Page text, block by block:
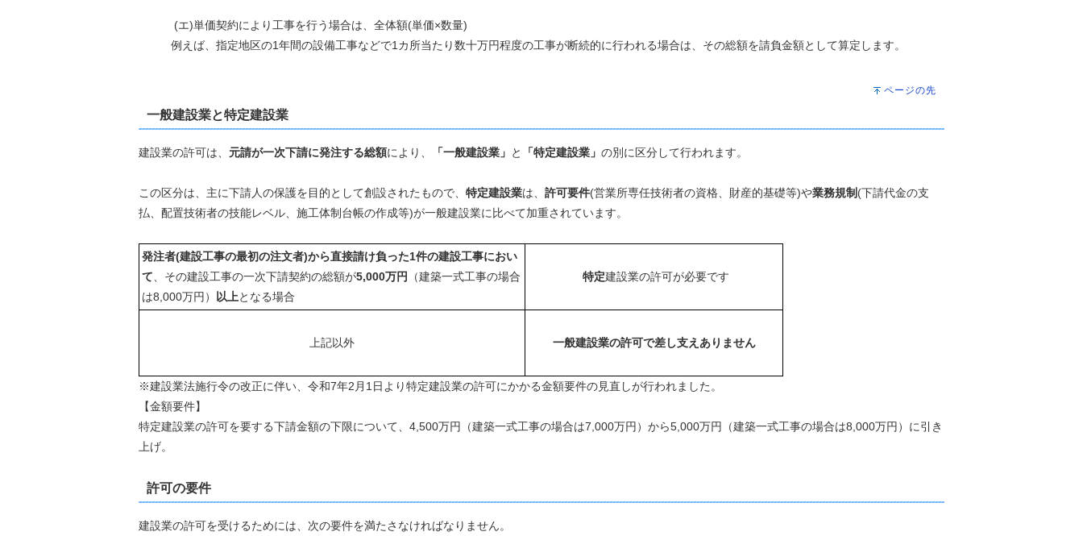
(エ)単価契約により工事を行う場合は、全体額(単価×数量)
例えば、指定地区の1年間の設備工事などで1カ所当たり数十万円程度の工事が断続的に行われる場合は、その総額を請負金額として算定します。
ページの先
一般建設業と特定建設業
建設業の許可は、 元請が一次下請に発注する総額により、 「一般建設業」 と 「特定建設業」 の別に区分して行われます。
この区分は、主に下請人の保護を目的として創設されたもので、 特定建設業は、 許可要件(営業所専任技術者の資格、財産的基礎等)や業務規制 (下請代金の支
払、配置技術者の技能レベル、施工体制台帳の作成等)が一般建設業に比べて加重されています。
発注者(建設工事の最初の注文者)から直接請け負った1件の建設工事におい
て、その建設工事の一次下請契約の総額が5,000万円
（建築一式工事の場合
は8,000万円） 以上となる場合
特定建設業の許可が必要です
上記以外 一般建設業の許可で差し支えありません
※建設業法施行令の改正に伴い、令和7年2月1日より特定建設業の許可にかかる金額要件の見直しが行われました。
【金額要件】
特定建設業の許可を要する下請金額の下限について、4,500万円（建築一式工事の場合は7,000万円）から5,000万円（建築一式工事の場合は8,000万円）に引き
上げ。
許可の要件
建設業の許可を受けるためには、次の要件を満たさなければなりません。